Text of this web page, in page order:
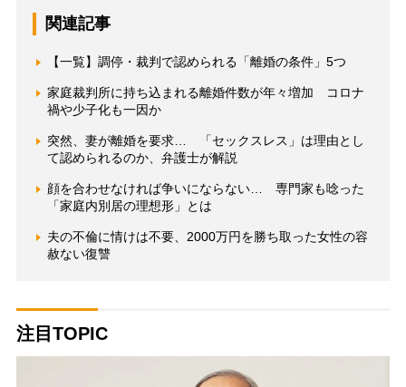
関連記事
【一覧】調停・裁判で認められる「離婚の条件」5つ
家庭裁判所に持ち込まれる離婚件数が年々増加 コロナ
禍や少子化も一因か
突然、妻が離婚を要求… 「セックスレス」は理由とし
て認められるのか、弁護士が解説
顔を合わせなければ争いにならない… 専門家も唸った
「家庭内別居の理想形」とは
夫の不倫に情けは不要、2000万円を勝ち取った女性の容
赦ない復讐
注目TOPIC